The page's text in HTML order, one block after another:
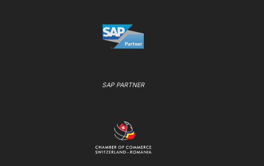
SAP PARTNER